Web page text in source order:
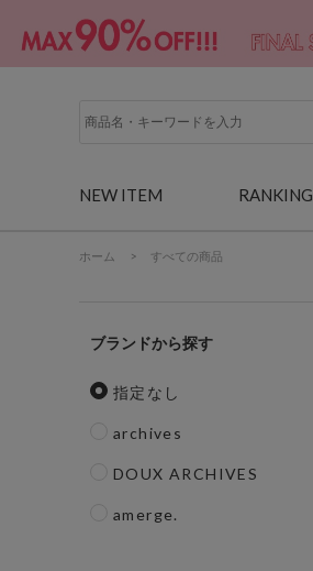
NEW ITEM RANKING
ホーム > すべての商品
ブランド
指定なし
archives
DOUX ARCHIVES
amerge.